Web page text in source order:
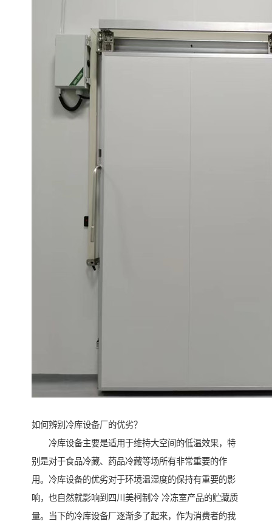
如何辨别冷库设备厂的优劣？
冷库设备主要是适用于维持大空间的低温效果，特
别是对于食品冷藏、药品冷藏等场所有非常重要的作
用。冷库设备的优劣对于环境温湿度的保持有重要的影
响，也自然就影响到四川美柯制冷 冷冻室产品的贮藏质
量。当下的冷库设备厂逐渐多了起来，作为消费者的我